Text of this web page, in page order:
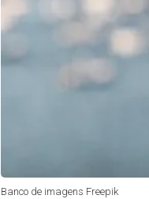
Banco de imagens Freepik